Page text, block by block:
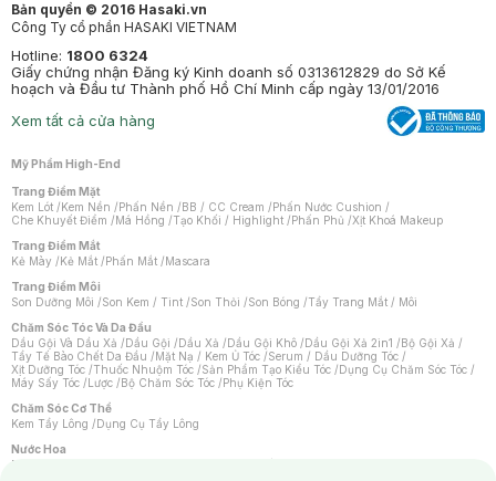
Bản quyền © 2016 Hasaki.vn
Công Ty cổ phần HASAKI VIETNAM
Hotline: 1800 6324
Giấy chứng nhận Đăng ký Kinh doanh số 0313612829 do Sở Kế
hoạch và Đầu tư Thành phố Hồ Chí Minh cấp ngày 13/01/2016
Xem tất cả cửa hàng
Mỹ Phẩm High-End
Trang Điểm Mặt
Kem Lót /Kem Nền /Phấn Nền /BB / CC Cream /Phấn Nước Cushion /
Che Khuyết Điểm /Má Hồng /Tạo Khối / Highlight /Phấn Phủ /Xịt Khoá Makeup
Trang Điểm Mắt
Kẻ Mày /Kẻ Mắt /Phấn Mắt /Mascara
Trang Điểm Môi
Son Dưỡng Môi /Son Kem / Tint /Son Thỏi /Son Bóng /Tẩy Trang Mắt / Môi
Chăm Sóc Tóc Và Da Đầu
Dầu Gội Và Dầu Xả /Dầu Gội /Dầu Xả /Dầu Gội Khô /Dầu Gội Xả 2in1 /Bộ Gội Xả /
Tẩy Tế Bào Chết Da Đầu /Mặt Nạ / Kem Ủ Tóc /Serum / Dầu Dưỡng Tóc /
Xịt Dưỡng Tóc /Thuốc Nhuộm Tóc /Sản Phẩm Tạo Kiểu Tóc /Dụng Cụ Chăm Sóc Tóc /
Máy Sấy Tóc /Lược /Bộ Chăm Sóc Tóc /Phụ Kiện Tóc
Chăm Sóc Cơ Thể
Kem Tẩy Lông /Dụng Cụ Tẩy Lông
Nước Hoa
Nước Hoa Nữ